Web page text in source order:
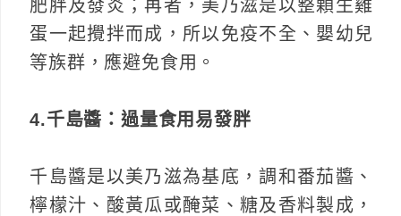
肥胖及發炎；再者，美乃滋是以整顆生雞
蛋一起攪拌而成，所以免疫不全、嬰幼兒
等族群，應避免食用。
4.千島醬：過量食用易發胖
千島醬是以美乃滋為基底，調和番茄醬、
檸檬汁、酸黃瓜或醃菜、糖及香料製成，